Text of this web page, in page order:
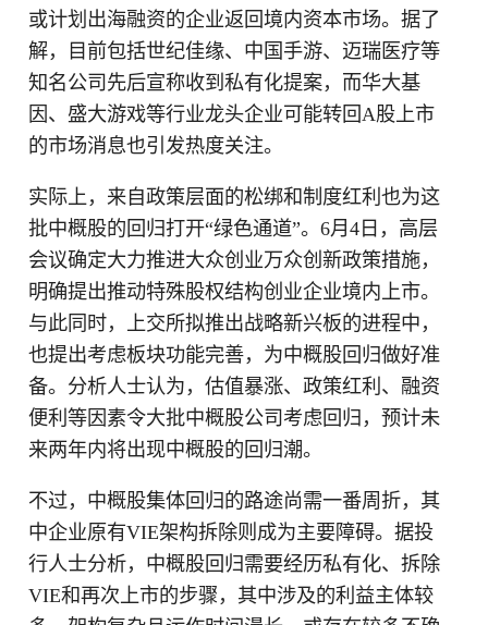
或计划出海融资的企业返回境内资本市场。据了
解，目前包括世纪佳缘、中国手游、迈瑞医疗等
知名公司先后宣称收到私有化提案，而华大基
因、盛大游戏等行业龙头企业可能转回A股上市
的市场消息也引发热度关注。
实际上，来自政策层面的松绑和制度红利也为这
批中概股的回归打开“绿色通道”。6月4日，高层
会议确定大力推进大众创业万众创新政策措施，
明确提出推动特殊股权结构创业企业境内上市。
与此同时，上交所拟推出战略新兴板的进程中，
也提出考虑板块功能完善，为中概股回归做好准
备。分析人士认为，估值暴涨、政策红利、融资
便利等因素令大批中概股公司考虑回归，预计未
来两年内将出现中概股的回归潮。
不过，中概股集体回归的路途尚需一番周折，其
中企业原有VIE架构拆除则成为主要障碍。据投
行人士分析，中概股回归需要经历私有化、拆除
VIE和再次上市的步骤，其中涉及的利益主体较